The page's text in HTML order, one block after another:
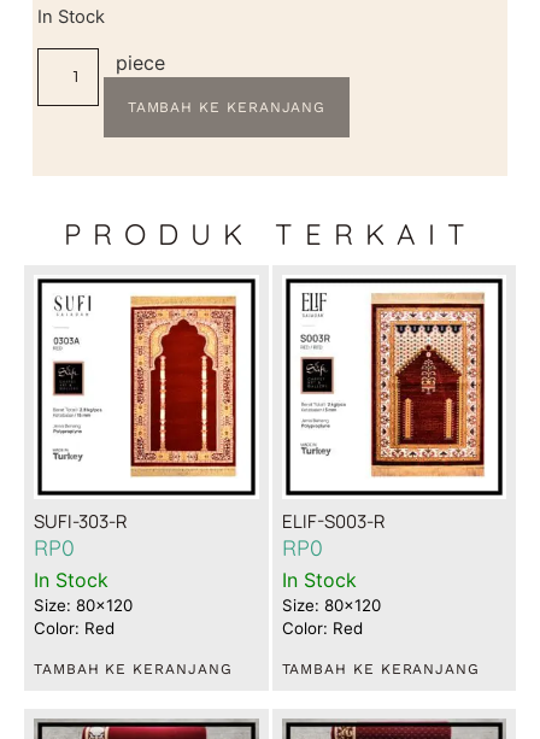
In Stock
piece
TAMBAH KE KERANJANG
PRODUK TERKAIT
SUFI-303-R
RP0
In Stock
Size: 80x120
Color: Red
TAMBAH KE KERANJANG
ELIF-S003-R
RP0
In Stock
Size: 80x120
Color: Red
TAMBAH KE KERANJANG